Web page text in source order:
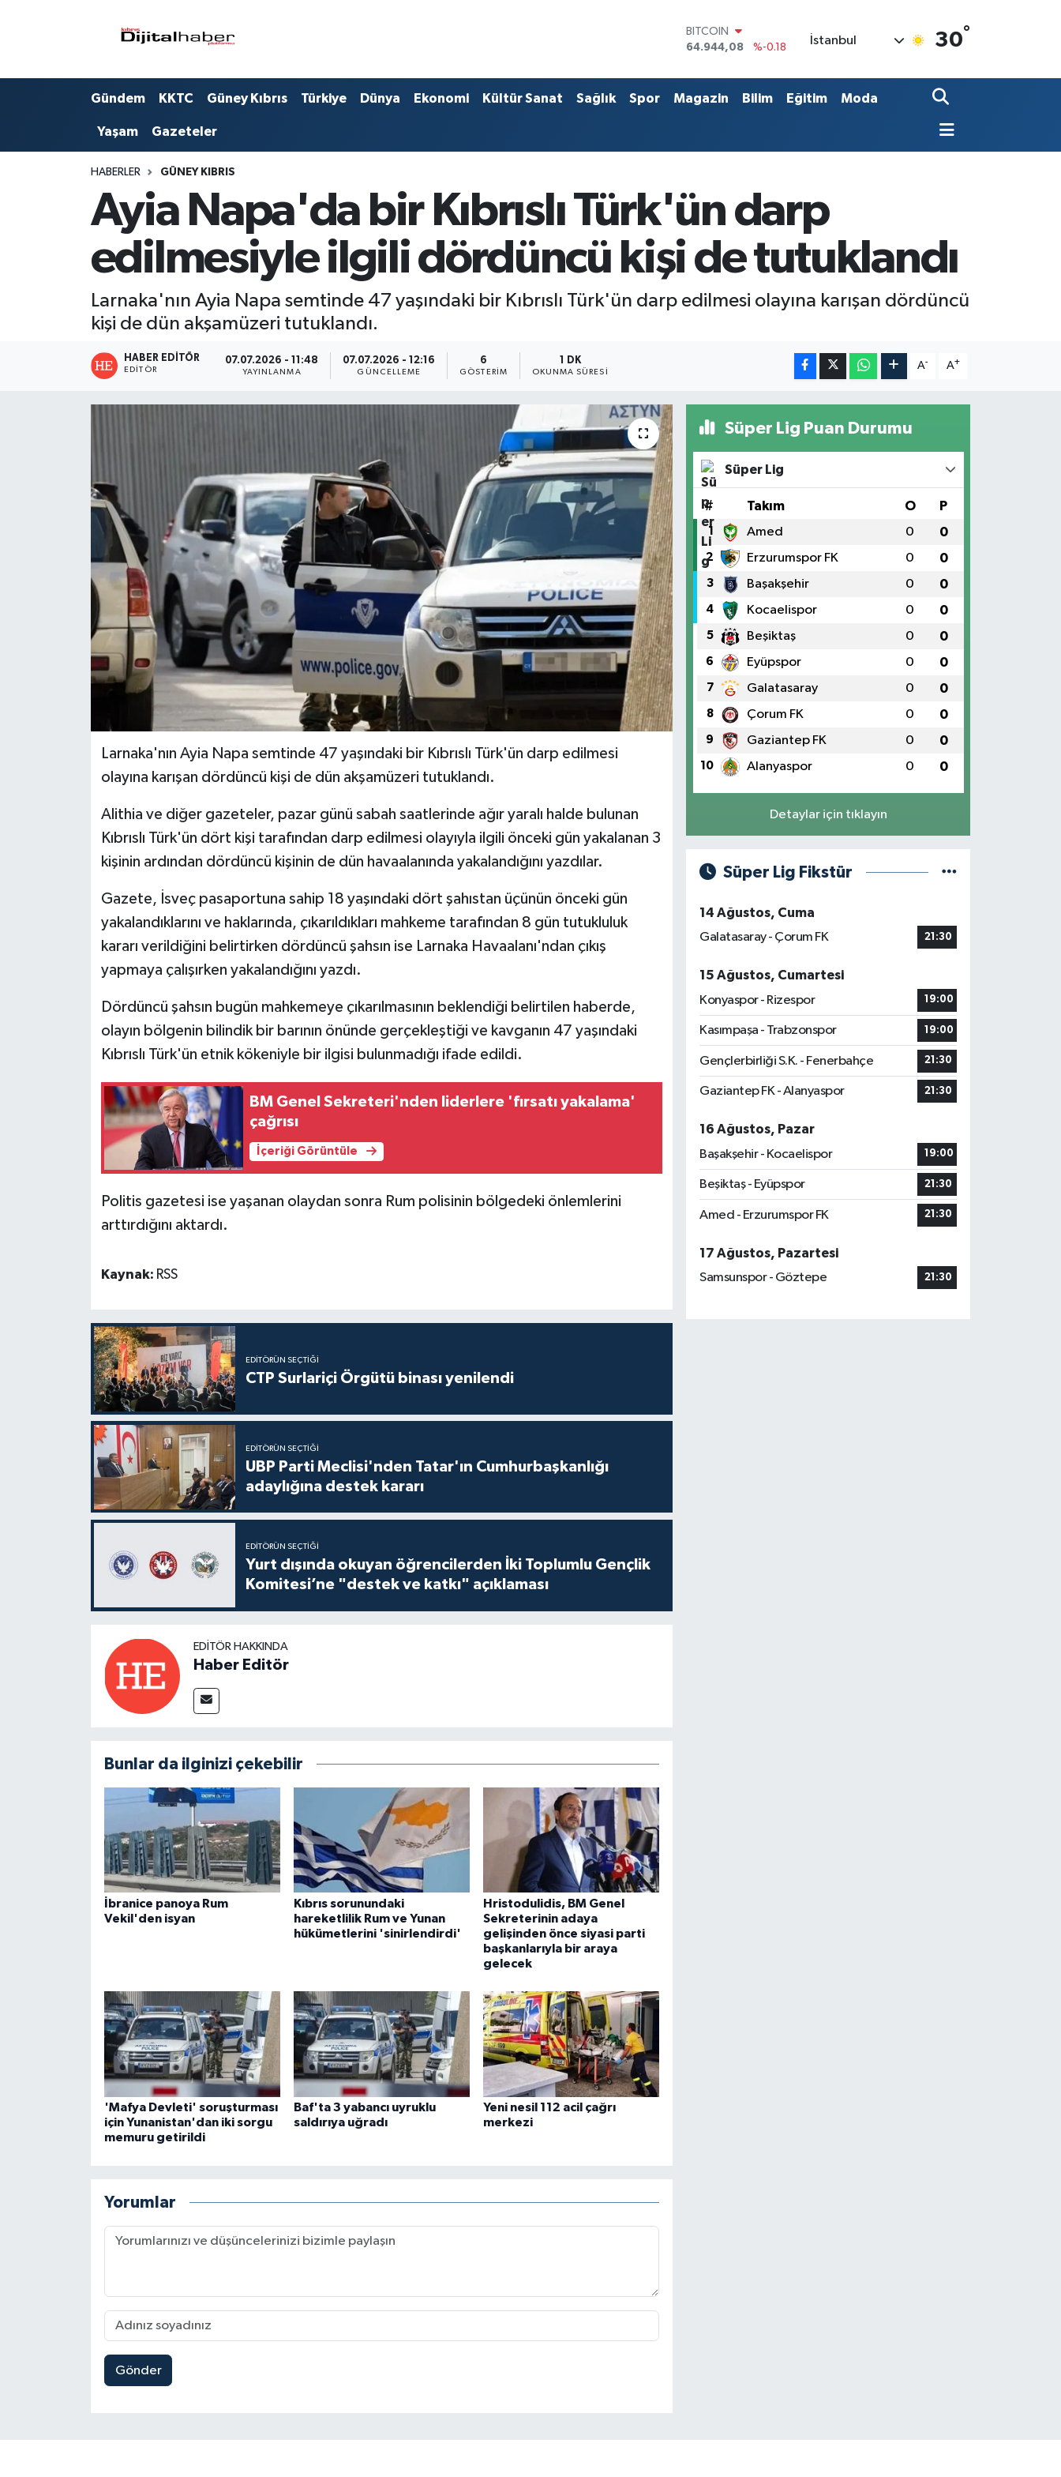
BITCOIN
64.944,08
%-0.18
55,2510
GRAM ALTIN
13.779
%-14
İstanbul 30°
Gündem KKTC Güney Kıbrıs Türkiye Dünya Ekonomi Kültür Sanat Sağlık Spor Magazin Bilim Eğitim Moda
Yaşam Gazeteler
HABERLER GÜNEY KIBRIS
Ayia Napa'da bir Kıbrıslı Türk'ün darp
edilmesiyle ilgili dördüncü kişi de tutuklandı
Larnaka'nın Ayia Napa semtinde 47 yaşındaki bir Kıbrıslı Türk'ün darp edilmesi olayına karışan dördüncü
kişi de dün akşamüzeri tutuklandı.
HABER EDITÖR
EDITÖR
07.07.2026 - 11:48
YAYINLANMA
07.07.2026 - 12:16
GÜNCELLEME
6
GÖSTERIM
1 DK
OKUNMA SÜRESI
A- A+
Larnaka'nın Ayia Napa semtinde 47 yaşındaki bir Kıbrıslı Türk'ün darp edilmesi
olayına karışan dördüncü kişi de dün akşamüzeri tutuklandı.
Alithia ve diğer gazeteler, pazar günü sabah saatlerinde ağır yaralı halde bulunan
Kıbrıslı Türk'ün dört kişi tarafından darp edilmesi olayıyla ilgili önceki gün yakalanan 3
kişinin ardından dördüncü kişinin de dün havaalanında yakalandığını yazdılar.
Gazete, İsveç pasaportuna sahip 18 yaşındaki dört şahıstan üçünün önceki gün
yakalandıklarını ve haklarında, çıkarıldıkları mahkeme tarafından 8 gün tutukluluk
kararı verildiğini belirtirken dördüncü şahsın ise Larnaka Havaalanı'ndan çıkış
yapmaya çalışırken yakalandığını yazdı.
Dördüncü şahsın bugün mahkemeye çıkarılmasının beklendiği belirtilen haberde,
olayın bölgenin bilindik bir barının önünde gerçekleştiği ve kavganın 47 yaşındaki
Kıbrıslı Türk'ün etnik kökeniyle bir ilgisi bulunmadığı ifade edildi.
BM Genel Sekreteri'nden liderlere 'fırsatı yakalama'
çağrısı
İçeriği Görüntüle
Politis gazetesi ise yaşanan olaydan sonra Rum polisinin bölgedeki önlemlerini
arttırdığını aktardı.
Kaynak: RSS
EDITÖRÜN SEÇTIĞI
CTP Surlariçi Örgütü binası yenilendi
EDITÖRÜN SEÇTIĞI
UBP Parti Meclisi'nden Tatar'ın Cumhurbaşkanlığı
adaylığına destek kararı
EDITÖRÜN SEÇTIĞI
Yurt dışında okuyan öğrencilerden İki Toplumlu Gençlik
Komitesi’ne "destek ve katkı" açıklaması
EDITÖR HAKKINDA
Haber Editör
Bunlar da ilginizi çekebilir
İbranice panoya Rum
Vekil'den isyan
Kıbrıs sorunundaki
hareketlilik Rum ve Yunan
hükümetlerini 'sinirlendirdi'
Hristodulidis, BM Genel
Sekreterinin adaya
gelişinden önce siyasi parti
başkanlarıyla bir araya
gelecek
'Mafya Devleti' soruşturması
için Yunanistan'dan iki sorgu
memuru getirildi
Baf'ta 3 yabancı uyruklu
saldırıya uğradı
Yeni nesil 112 acil çağrı
merkezi
Yorumlar
Gönder
Süper Lig Puan Durumu
Süper Lig
# Takım O P
1 Amed 0 0
2 Erzurumspor FK 0 0
3 Başakşehir 0 0
4 Kocaelispor 0 0
5 Beşiktaş 0 0
6 Eyüpspor 0 0
7 Galatasaray 0 0
8 Çorum FK 0 0
9 Gaziantep FK 0 0
10 Alanyaspor 0 0
Detaylar için tıklayın
Süper Lig Fikstür
14 Ağustos, Cuma
Galatasaray - Çorum FK
21:30
15 Ağustos, Cumartesi
Konyaspor - Rizespor
19:00
Kasımpaşa - Trabzonspor 19:00
Gençlerbirliği S.K. - Fenerbahçe 21:30
Gaziantep FK - Alanyaspor 21:30
16 Ağustos, Pazar
Başakşehir - Kocaelispor
19:00
Beşiktaş - Eyüpspor 21:30
Amed - Erzurumspor FK 21:30
17 Ağustos, Pazartesi
Samsunspor - Göztepe
21:30
Trafik Durumu
Süper Lig Puan Durumu ve Fikstür
Son Dakika Haberleri
Haber Arşivi